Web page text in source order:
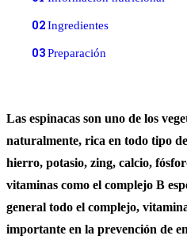
02Ingredientes
03Preparación
Las espinacas son uno de los
naturalmente, rica en todo tipo
hierro, potasio, zing, calcio,
vitaminas como el complejo B
general todo el complejo,
importante en la prevención de